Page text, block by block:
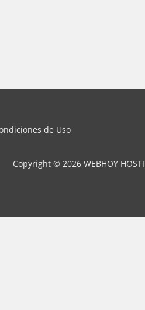
de Uso
Copyright © 2026 WEBHOY